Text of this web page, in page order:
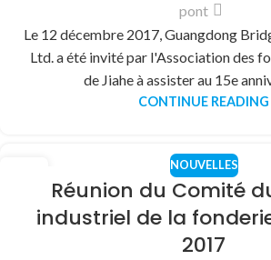
pont
Le 12 décembre 2017, Guangdong
Ltd. a été invité par l'Association des
de Jiahe à assister au 15e
CONTINUE READING
NOUVELLES
Réunion du Comité
industriel de la
2017